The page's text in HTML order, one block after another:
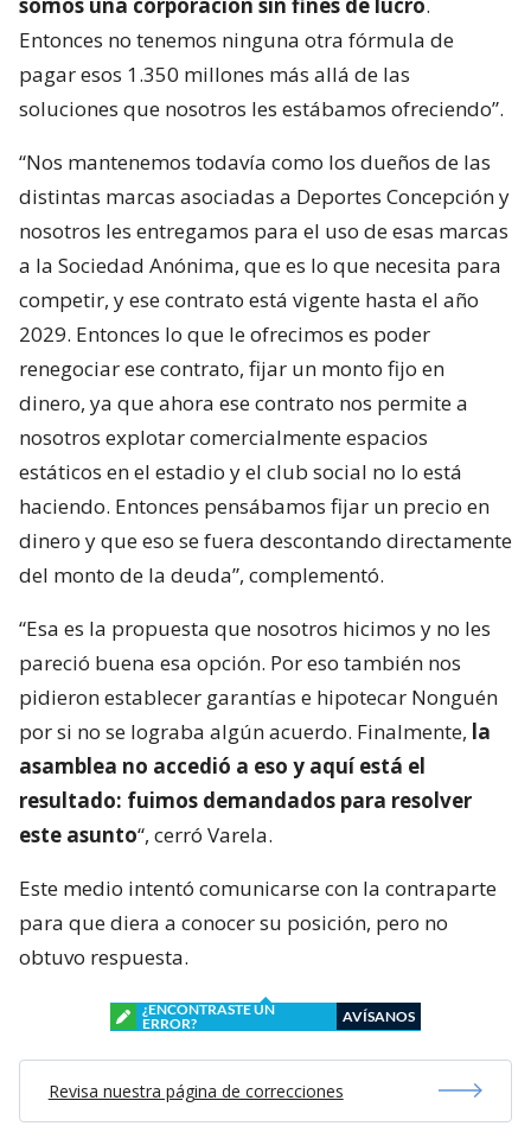
Entonces no tenemos ninguna otra fórmula de
pagar esos 1.350 millones más allá de las
soluciones que nosotros les estábamos ofreciendo”.
“Nos mantenemos todavía como los dueños de las
distintas marcas asociadas a Deportes Concepción y
nosotros les entregamos para el uso de esas marcas
a la Sociedad Anónima, que es lo que necesita para
competir, y ese contrato está vigente hasta el año
2029. Entonces lo que le ofrecimos es poder
renegociar ese contrato, fijar un monto fijo en
dinero, ya que ahora ese contrato nos permite a
nosotros explotar comercialmente espacios
estáticos en el estadio y el club social no lo está
haciendo. Entonces pensábamos fijar un precio en
dinero y que eso se fuera descontando directamente
del monto de la deuda”, complementó.
“Esa es la propuesta que nosotros hicimos y no les
pareció buena esa opción. Por eso también nos
pidieron establecer garantías e hipotecar Nonguén
por si no se lograba algún acuerdo. Finalmente, la
asamblea no accedió a eso y aquí está el
resultado: fuimos demandados para resolver
este asunto“, cerró Varela.
Este medio intentó comunicarse con la contraparte
para que diera a conocer su posición, pero no
obtuvo respuesta.
¿ENCONTRASTE UN
ERROR?
AVÍSANOS
Revisa nuestra página de correcciones